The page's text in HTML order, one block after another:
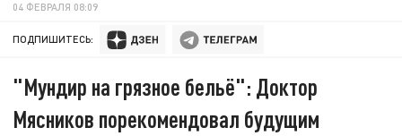
04 ФЕВРАЛЯ 08:09
ПОДПИШИТЕСЬ:
"Мундир на грязное бельё": Доктор
Мясников порекомендовал будущим